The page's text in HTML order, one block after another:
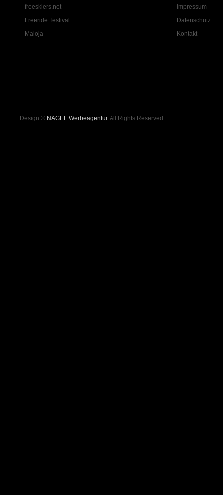
freeskiers.net
Freeride Testival
Maloja
Impressum
Datenschutz
Kontakt
Design © NAGEL Werbeagentur. All Rights Reserved.